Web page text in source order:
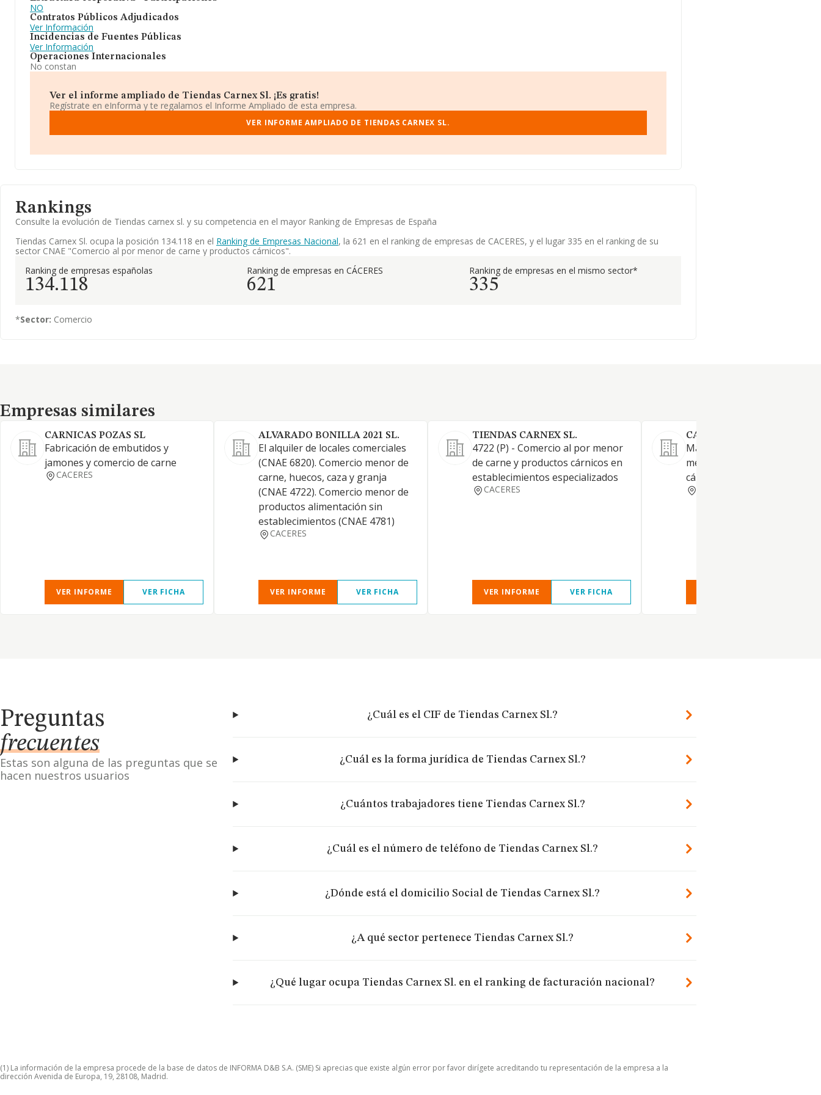
NO
Contratos Públicos Adjudicados
Ver Información
Incidencias de Fuentes Públicas
Ver Información
Operaciones Internacionales
No constan
Ver el informe ampliado de Tiendas Carnex Sl. ¡Es gratis!
Regístrate en eInforma y te regalamos el Informe Ampliado de esta empresa.
VER INFORME AMPLIADO DE TIENDAS CARNEX SL.
Rankings
Consulte la evolución de Tiendas carnex sl. y su competencia en el mayor Ranking de Empresas de España
Tiendas Carnex Sl. ocupa la posición 134.118 en el Ranking de Empresas Nacional, la 621 en el ranking de empresas de CACERES, y el lugar 335 en el ranking de su
sector CNAE "Comercio al por menor de carne y productos cárnicos".
Ranking de empresas españolas
134.118
Ranking de empresas en CÁCERES
621
Ranking de empresas en el mismo sector*
335
*Sector: Comercio
Empresas similares
Empresas similares
CARNICAS POZAS SL
Fabricación de embutidos y
jamones y comercio de carne
CACERES
VER INFORME VER FICHA
ALVARADO BONILLA 2021 SL.
El alquiler de locales comerciales
(CNAE 6820). Comercio menor de
carne, huecos, caza y granja
(CNAE 4722). Comercio menor de
productos alimentación sin
establecimientos (CNAE 4781)
CACERES
VER INFORME VER FICHA
TIENDAS CARNEX SL.
4722 (P) - Comercio al por menor
de carne y productos cárnicos en
establecimientos especializados
CACERES
VER INFORME VER FICHA
CARNICAS BONSABOR SL
Manipulación y comercio al
menor de carne y productos
cárnicos.
Preguntas
frecuentes
Estas son alguna de las preguntas que se
hacen nuestros usuarios
¿Cuál es el CIF de Tiendas Carnex Sl.?
¿Cuál es la forma jurídica de Tiendas Carnex Sl.?
¿Cuántos trabajadores tiene Tiendas Carnex Sl.?
¿Cuál es el número de teléfono de Tiendas Carnex Sl.?
¿Dónde está el domicilio Social de Tiendas Carnex Sl.?
¿A qué sector pertenece Tiendas Carnex Sl.?
¿Qué lugar ocupa Tiendas Carnex Sl. en el ranking de facturación nacional?
(1) La información de la empresa procede de la base de datos de INFORMA D&B S.A. (SME) Si aprecias que existe algún error por favor dirígete acreditando tu representación de la empresa a la
dirección Avenida de Europa, 19, 28108, Madrid.